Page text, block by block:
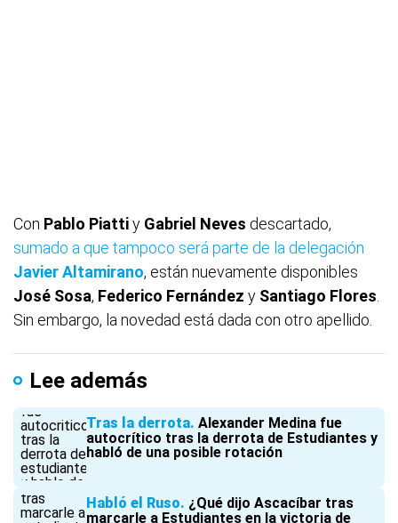
Con Pablo Piattiy Gabriel Neves descartado,
sumado a que tampoco será parte de la delegación
JavierAltamirano, están nuevamente disponibles
José Sosa, Federico Fernández y Santiago Flores
Sin embargo, la novedad está dada con otro apellido.
Lee además
Tras la derrota Alexander Medina fue
autocrítico tras la derrota de Estudiantes y
habló de una posible rotación
Habló el Ruso ¿Qué dijo Ascacíbar tras
marcarle a Estudiantes en la victoria de